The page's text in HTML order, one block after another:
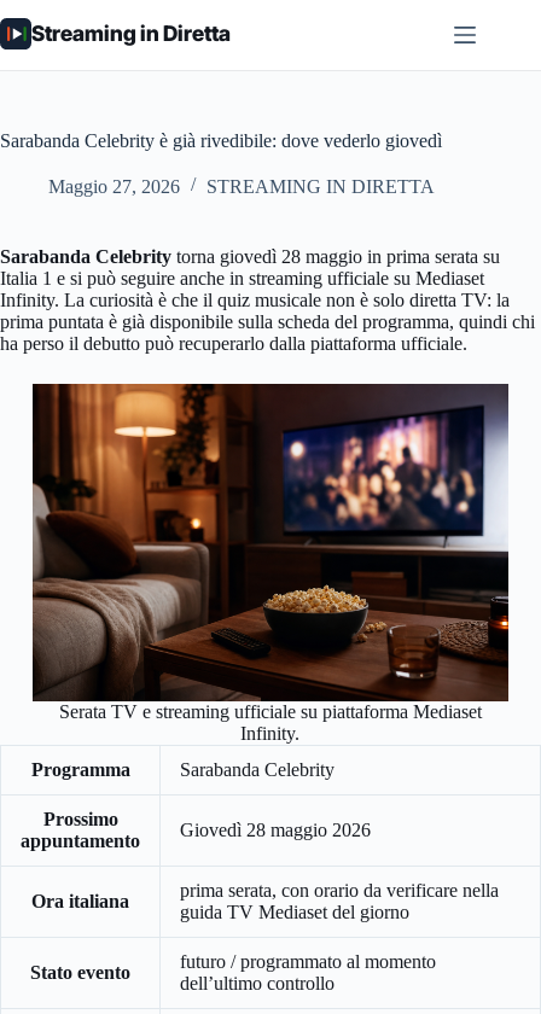
al
contenuto
Streaming in Diretta
Sarabanda Celebrity è già rivedibile: dove vederlo giovedì
Maggio 27, 2026 STREAMING IN DIRETTA
Sarabanda Celebrity torna giovedì 28 maggio in prima serata su
Italia 1 e si può seguire anche in streaming ufficiale su Mediaset
Infinity. La curiosità è che il quiz musicale non è solo diretta TV: la
prima puntata è già disponibile sulla scheda del programma, quindi chi
ha perso il debutto può recuperarlo dalla piattaforma ufficiale.
Serata TV e streaming ufficiale su piattaforma Mediaset
Infinity.
Programma
Sarabanda Celebrity
Prossimo
appuntamento
Giovedì 28 maggio 2026
Ora italiana
prima serata, con orario da verificare nella
guida TV Mediaset del giorno
Stato evento
futuro / programmato al momento
dell’ultimo controllo